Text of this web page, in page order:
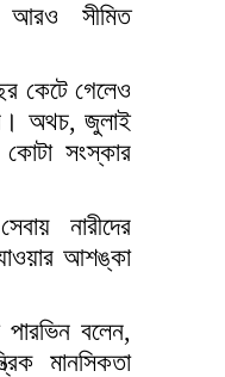
আরও সীমিত
কেটে গেলেও
অথচ, জুলাই
সংস্কার
নারীদের
আশঙ্কা
বলেন,
মানসিকতা